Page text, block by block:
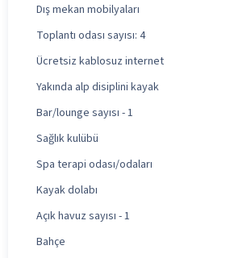
Dış mekan mobilyaları
Toplantı odası sayısı: 4
Ücretsiz kablosuz internet
Yakında alp disiplini kayak
Bar/lounge sayısı - 1
Sağlık kulübü
Spa terapi odası/odaları
Kayak dolabı
Açık havuz sayısı - 1
Bahçe